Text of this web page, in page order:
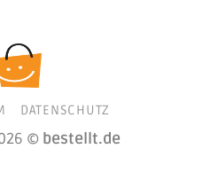
DATENSCHUTZ
© bestellt.de